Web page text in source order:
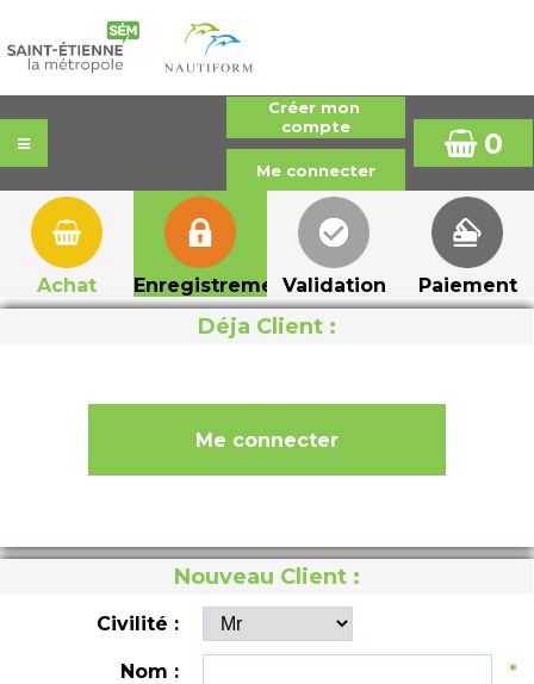
0
Achat EnregistrementValidation Paiement
Déja Client :
Nouveau Client :
Civilité :
Nom : *